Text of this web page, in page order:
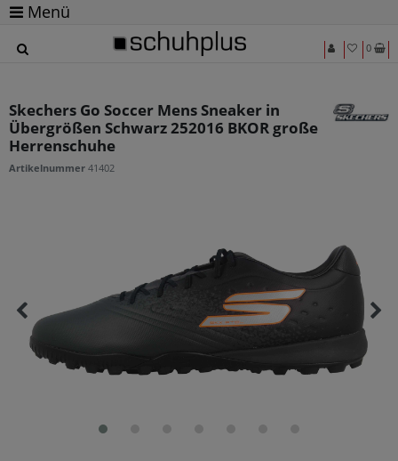
Menü
0
Skechers Go Soccer Mens Sneaker in
Übergrößen Schwarz 252016 BKOR große
Herrenschuhe
Artikelnummer 41402